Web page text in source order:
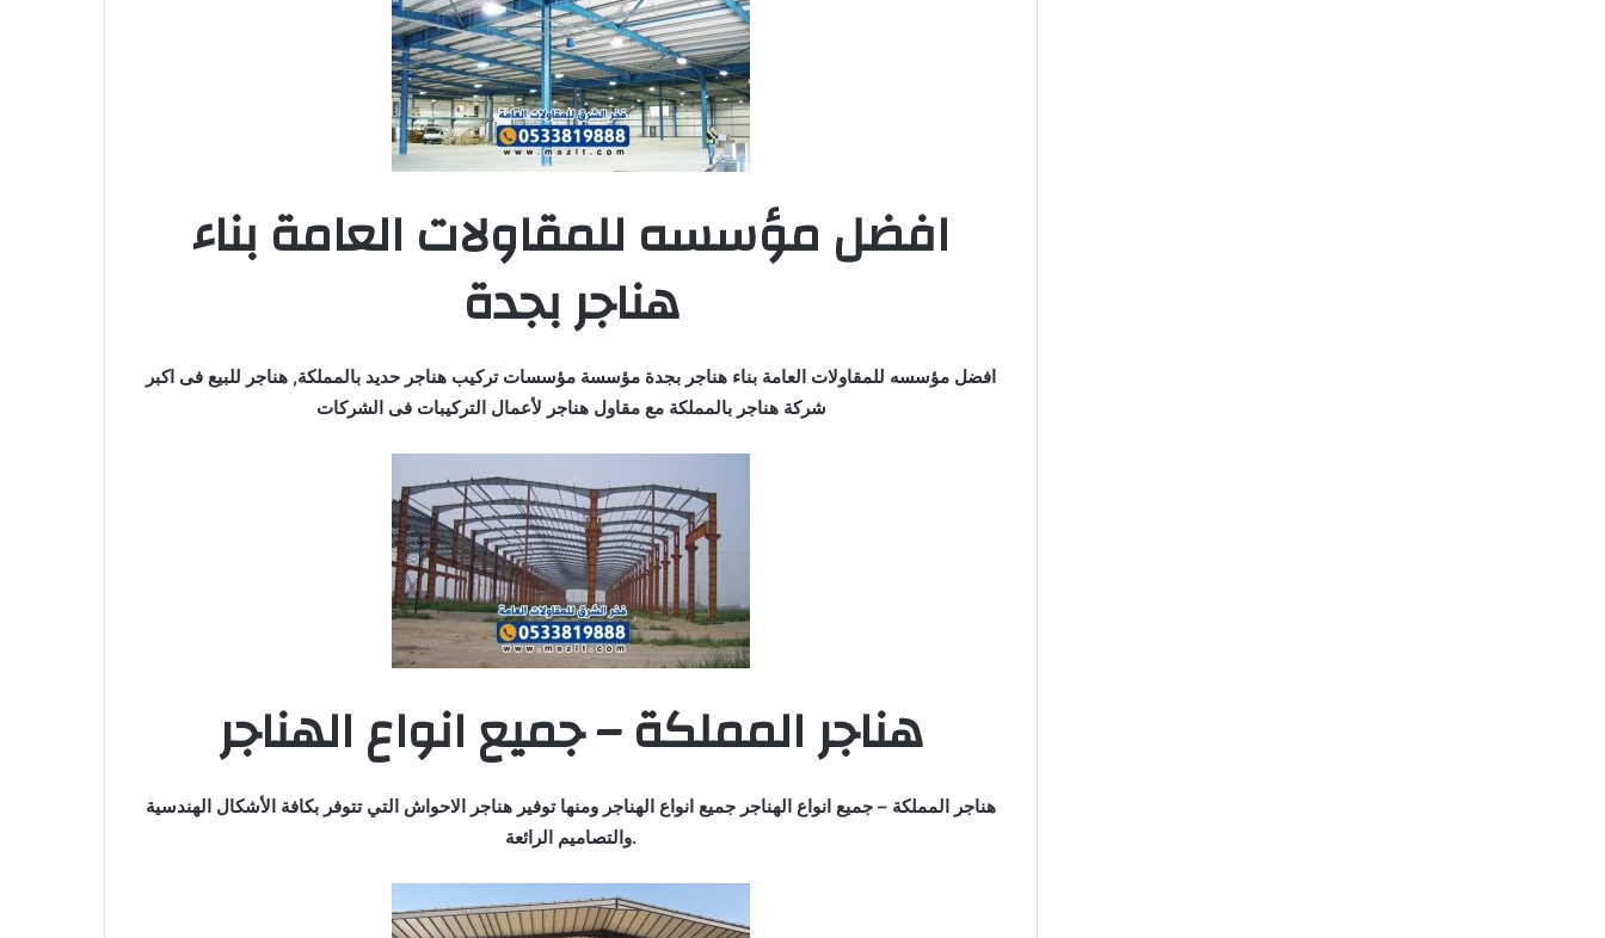
افضل مؤسسه للمقاولات العامة بناء
هناجر بجدة
افضل مؤسسه للمقاولات العامة بناء هناجر بجدة مؤسسة مؤسسات تركيب هناجر حديد بالمملكة, هناجر للبيع فى اكبر
شركة هناجر بالمملكة مع مقاول هناجر لأعمال التركيبات فى الشركات
هناجر المملكة – جميع انواع الهناجر
هناجر المملكة – جميع انواع الهناجر جميع انواع الهناجر ومنها توفير هناجر الاحواش التي تتوفر بكافة الأشكال الهندسية
والتصاميم الرائعة.